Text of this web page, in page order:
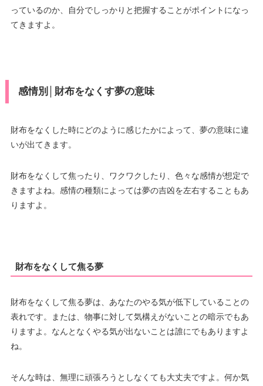
っているのか、自分でしっかりと把握することがポイントになっ
てきますよ。
感情別│財布をなくす夢の意味
財布をなくした時にどのように感じたかによって、夢の意味に違
いが出てきます。
財布をなくして焦ったり、ワクワクしたり、色々な感情が想定で
きますよね。感情の種類によっては夢の吉凶を左右することもあ
りますよ。
財布をなくして焦る夢
財布をなくして焦る夢は、あなたのやる気が低下していることの
表れです。または、物事に対して気構えがないことの暗示でもあ
りますよ。なんとなくやる気が出ないことは誰にでもありますよ
ね。
そんな時は、無理に頑張ろうとしなくても大丈夫ですよ。何か気